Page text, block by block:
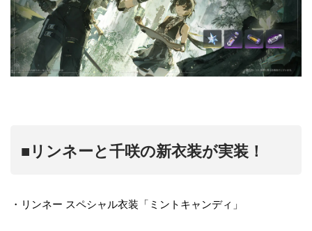
■リンネーと千咲の新衣装が実装！
・リンネー スペシャル衣装「ミントキャンディ」